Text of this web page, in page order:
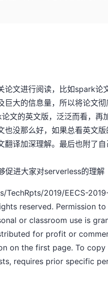
论文进行阅读，比如spark论
大的信息量，所以将论文
文的英文版，泛泛而看，再
没那么好，如果总看英文
译加深理解。最后也附了
促进大家对serverless的理解
TechRpts/2019/EECS-
reserved. Permission
or classroom use is
for profit or
on the first page. To copy
requires prior specific